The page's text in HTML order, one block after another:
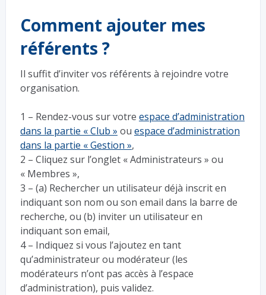
Comment ajouter mes
référents ?
Il suffit d’inviter vos référents à rejoindre votre
organisation.
1 – Rendez-vous sur votre espace d’administration
dans la partie « Club » ou espace d’administration
dans la partie « Gestion »,
2 – Cliquez sur l’onglet « Administrateurs » ou
« Membres »,
3 – (a) Rechercher un utilisateur déjà inscrit en
indiquant son nom ou son email dans la barre de
recherche, ou (b) inviter un utilisateur en
indiquant son email,
4 – Indiquez si vous l’ajoutez en tant
qu’administrateur ou modérateur (les
modérateurs n’ont pas accès à l’espace
d’administration), puis validez.